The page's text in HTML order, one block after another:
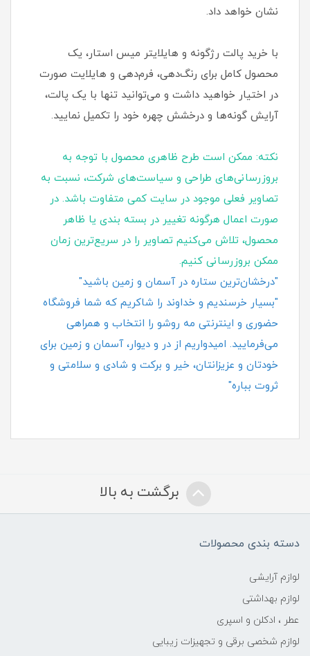
نشان خواهد داد.
با خرید پالت رژگونه و هایلایتر میس استار، یک
محصول کامل برای رنگ‌دهی، فرم‌دهی و هایلایت صورت
در اختیار خواهید داشت و می‌توانید تنها با یک پالت،
آرایش گونه‌ها و درخشش چهره خود را تکمیل نمایید.
نکته: ممکن است طرح ظاهری محصول با توجه به
بروزرسانی‌های طراحی و سیاست‌های شرکت، نسبت به
تصاویر فعلی موجود در سایت کمی متفاوت باشد. در
صورت اعمال هرگونه تغییر در بسته‌ بندی یا ظاهر
محصول، تلاش می‌کنیم تصاویر را در سریع‌ترین زمان
ممکن بروزرسانی کنیم.
"درخشان‌ترین ستاره در آسمان و زمین باشید"
"بسیار خرسندیم و خداوند را شاکریم که شما فروشگاه
حضوری و اینترنتی مه روشو را انتخاب و همراهی
می‌فرمایید. امیدواریم از در و دیوار، آسمان و زمین برای
خودتان و عزیزانتان، خیر و برکت و شادی و سلامتی و
ثروت بباره"
برگشت به بالا
دسته بندی محصولات
لوازم آرایشی
لوازم بهداشتی
عطر ، ادکلن و اسپری
لوازم شخصی برقی و تجهیزات زیبایی